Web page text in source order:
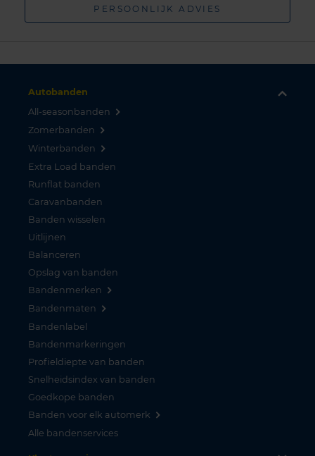
PERSOONLIJK ADVIES
Autobanden
All-seasonbanden
Zomerbanden
Winterbanden
Extra Load banden
Runflat banden
Caravanbanden
Banden wisselen
Uitlijnen
Balanceren
Opslag van banden
Bandenmerken
Bandenmaten
Bandenlabel
Bandenmarkeringen
Profieldiepte van banden
Snelheidsindex van banden
Goedkope banden
Banden voor elk automerk
Alle bandenservices